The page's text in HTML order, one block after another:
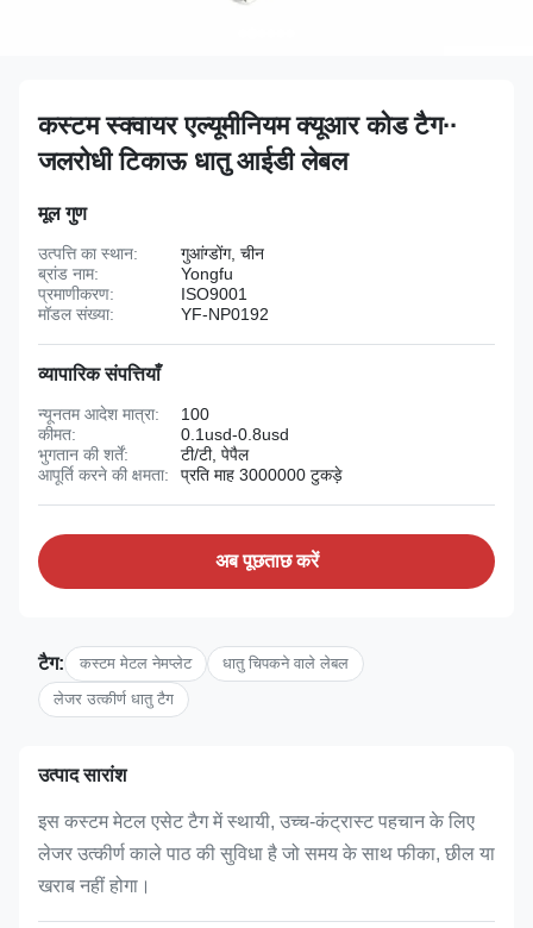
कस्टम स्क्वायर एल्यूमीनियम क्यूआर कोड टैग∙∙
जलरोधी टिकाऊ धातु आईडी लेबल
मूल गुण
उत्पत्ति का स्थान:
गुआंग्डोंग, चीन
ब्रांड नाम:
Yongfu
प्रमाणीकरण:
ISO9001
मॉडल संख्या:
YF-NP0192
व्यापारिक संपत्तियाँ
न्यूनतम आदेश मात्रा:
100
कीमत:
0.1usd-0.8usd
भुगतान की शर्तें:
टी/टी, पेपैल
आपूर्ति करने की क्षमता:
प्रति माह 3000000 टुकड़े
अब पूछताछ करें
टैग: कस्टम मेटल नेमप्लेट
धातु चिपकने वाले लेबल
लेजर उत्कीर्ण धातु टैग
उत्पाद सारांश
इस कस्टम मेटल एसेट टैग में स्थायी, उच्च-कंट्रास्ट पहचान के लिए
लेजर उत्कीर्ण काले पाठ की सुविधा है जो समय के साथ फीका, छील या
खराब नहीं होगा।